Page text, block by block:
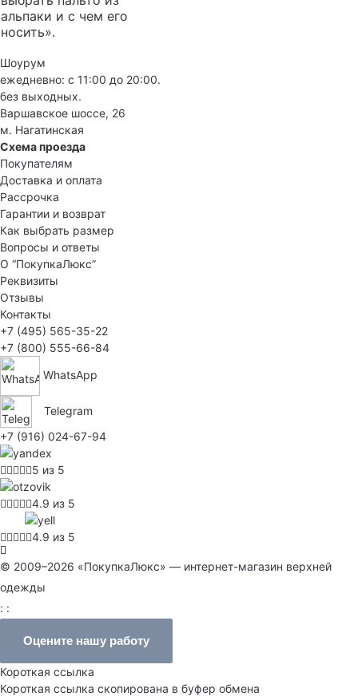
альпаки и с чем его
носить».
Шоурум
ежедневно: с 11:00 до 20:00.
без выходных.
Варшавское шоссе, 26
м. Нагатинская
Схема проезда
Покупателям
Доставка и оплата
Рассрочка
Гарантии и возврат
Как выбрать размер
Вопросы и ответы
О “ПокупкаЛюкс”
Реквизиты
Отзывы
Контакты
+7 (495) 565-35-22
+7 (800) 555-66-84
WhatsApp
Telegram
+7 (916) 024-67-94
5 из 5
4.9 из 5
4.9 из 5
© 2009–2026 «ПокупкаЛюкс» — интернет-магазин верхней
одежды
: :
Оцените нашу работу
Короткая ссылка
Короткая ссылка скопирована в буфер обмена